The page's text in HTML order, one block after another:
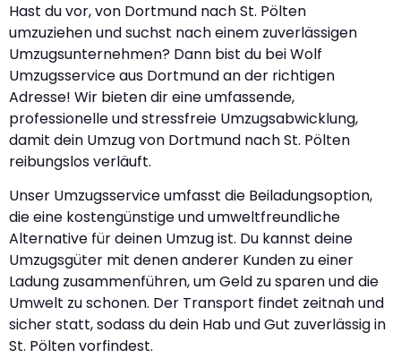
Hast du vor, von Dortmund nach St. Pölten
umzuziehen und suchst nach einem zuverlässigen
Umzugsunternehmen? Dann bist du bei Wolf
Umzugsservice aus Dortmund an der richtigen
Adresse! Wir bieten dir eine umfassende,
professionelle und stressfreie Umzugsabwicklung,
damit dein Umzug von Dortmund nach St. Pölten
reibungslos verläuft.
Unser Umzugsservice umfasst die Beiladungsoption,
die eine kostengünstige und umweltfreundliche
Alternative für deinen Umzug ist. Du kannst deine
Umzugsgüter mit denen anderer Kunden zu einer
Ladung zusammenführen, um Geld zu sparen und die
Umwelt zu schonen. Der Transport findet zeitnah und
sicher statt, sodass du dein Hab und Gut zuverlässig in
St. Pölten vorfindest.